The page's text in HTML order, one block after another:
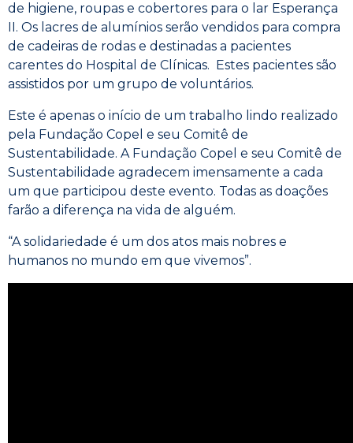
de higiene, roupas e cobertores para o lar Esperança
II. Os lacres de alumínios serão vendidos para compra
de cadeiras de rodas e destinadas a pacientes
carentes do Hospital de Clínicas. Estes pacientes são
assistidos por um grupo de voluntários.
Este é apenas o início de um trabalho lindo realizado
pela Fundação Copel e seu Comitê de
Sustentabilidade. A Fundação Copel e seu Comitê de
Sustentabilidade agradecem imensamente a cada
um que participou deste evento. Todas as doações
farão a diferença na vida de alguém.
“A solidariedade é um dos atos mais nobres e
humanos no mundo em que vivemos”.